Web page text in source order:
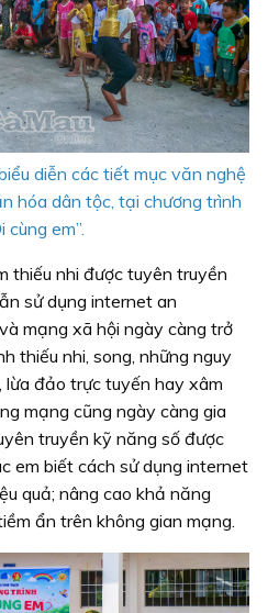
diễn các tiết mục văn nghệ
hóa dân tộc, tại chương trình
cùng em”.
thiếu nhi được tuyên truyền
sử dụng internet an
mạng xã hội ngày càng trở
thiếu nhi, song, những nguy
đảo trực tuyến hay xâm
mạng cũng ngày càng gia
truyền kỹ năng số được
em biết cách sử dụng internet
quả; nâng cao khả năng
ẩn trên không gian mạng.